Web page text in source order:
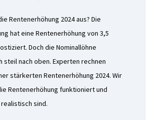
Rentenerhöhung 2024 aus? Die
hat eine Rentenerhöhung von 3,5
Doch die Nominallöhne
steil nach oben. Experten rechnen
stärkerten Rentenerhöhung 2024. Wir
Rentenerhöhung funktioniert und
sind.